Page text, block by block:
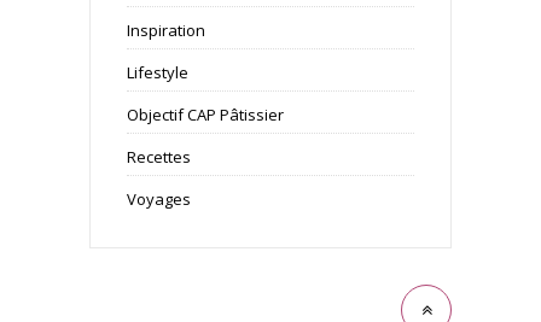
Inspiration
Lifestyle
Objectif CAP Pâtissier
Recettes
Voyages